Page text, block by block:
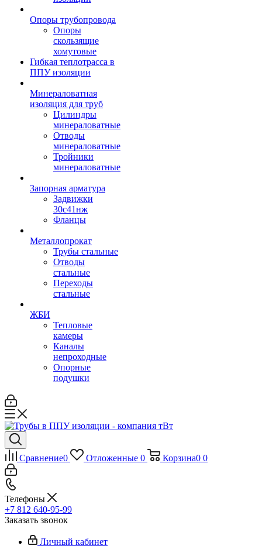
Опоры трубопровода
Опоры
скользящие
хомутовые
Гибкая теплотрасса в
ППУ изоляции
Минераловатная
изоляция для труб
Цилиндры
минераловатные
Отводы
минераловатные
Тройники
минераловатные
Запорная арматура
Задвижки
30с41нж
Фланцы
Металлопрокат
Трубы стальные
Отводы
стальные
Переходы
стальные
ЖБИ
Тепловые
камеры
Каналы
непроходные
Опорные
подушки
Сравнение0 Отложенные 0 Корзина0 0
Телефоны
+7 812 640-95-99
Заказать звонок
Личный кабинет